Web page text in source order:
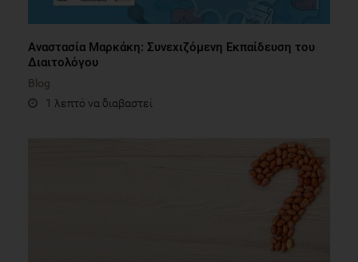
Αναστασία Μαρκάκη: Συνεχιζόμενη Εκπαίδευση του
Διαιτολόγου
Blog
1 λεπτό να διαβαστεί